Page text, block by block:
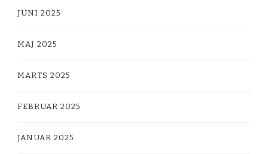
JUNI 2025
MAJ 2025
MARTS 2025
FEBRUAR 2025
JANUAR 2025